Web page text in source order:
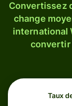
Convertissez
change
international
convertir
Taux